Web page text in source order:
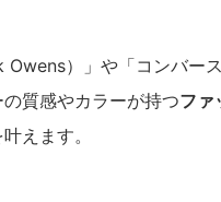
Owens）」や「コンバー
質感やカラーが持つファ
えます。